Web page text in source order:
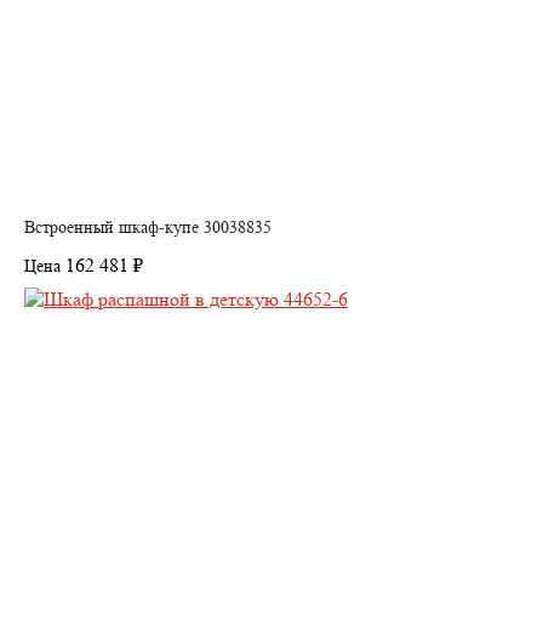
Встроенный шкаф-купе 30038835
Цена 162 481 ₽